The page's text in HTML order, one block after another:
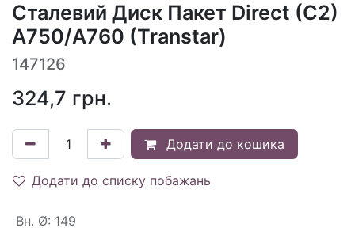
Сталевий Диск Пакет Direct (C2)
A750/A760 (Transtar)
147126
324,7 грн.
Додати до кошика
Додати до списку побажань
Вн. Ø: 149